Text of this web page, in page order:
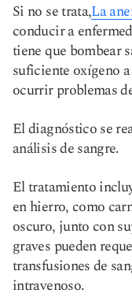
Si no se trata,La
conducir a
tiene que bombear
suficiente oxígeno
ocurrir problemas
El diagnóstico se
análisis de sangre.
El tratamiento
en hierro, como
oscuro, junto con
graves pueden
transfusiones de
intravenoso.